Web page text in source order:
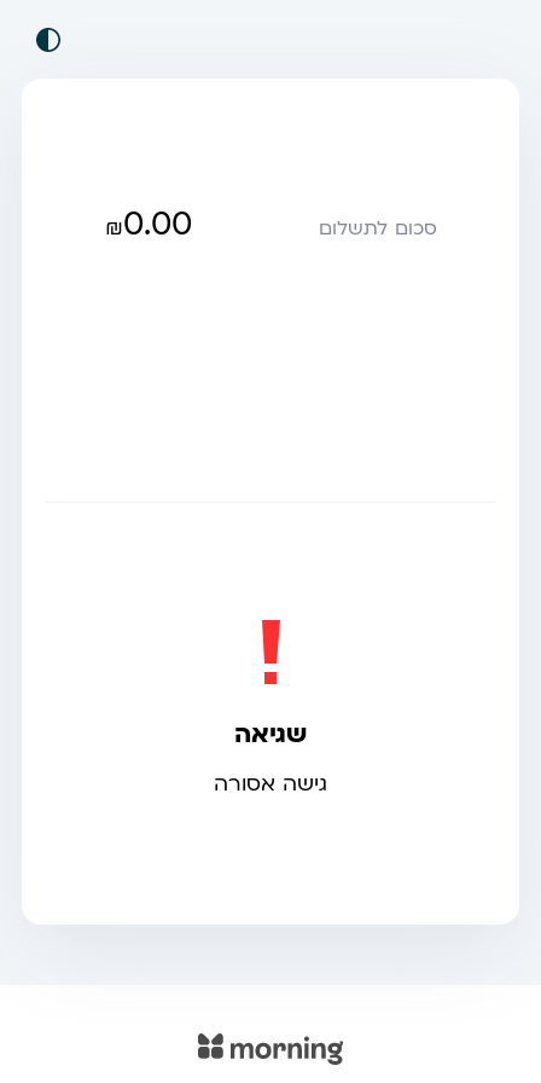
סכום לתשלום ₪0.00
שגיאה
גישה אסורה